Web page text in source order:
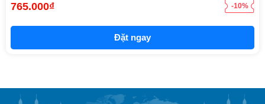
765.000₫ -10%
Đặt ngay